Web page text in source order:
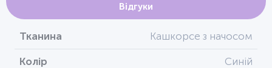
Відгуки
Тканина Кашкорсе з начосом
Колір Синій